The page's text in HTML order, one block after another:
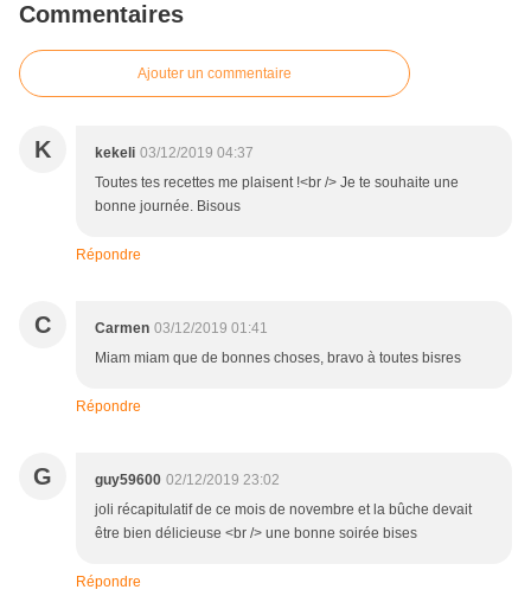
Commentaires
Ajouter un commentaire
K kekeli 03/12/2019 04:37
Toutes tes recettes me plaisent !<br /> Je te souhaite une
bonne journée. Bisous
Répondre
C Carmen 03/12/2019 01:41
Miam miam que de bonnes choses, bravo à toutes bisres
Répondre
G guy59600 02/12/2019 23:02
joli récapitulatif de ce mois de novembre et la bûche devait
être bien délicieuse <br /> une bonne soirée bises
Répondre